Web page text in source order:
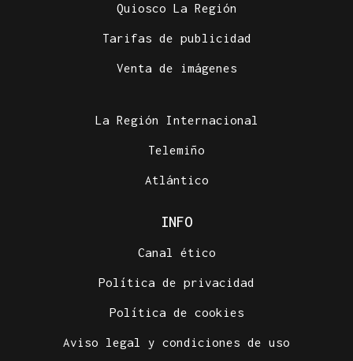
Quiosco La Región
Tarifas de publicidad
Venta de imágenes
La Región Internacional
Telemiño
Atlántico
INFO
Canal ético
Política de privacidad
Política de cookies
Aviso legal y condiciones de uso